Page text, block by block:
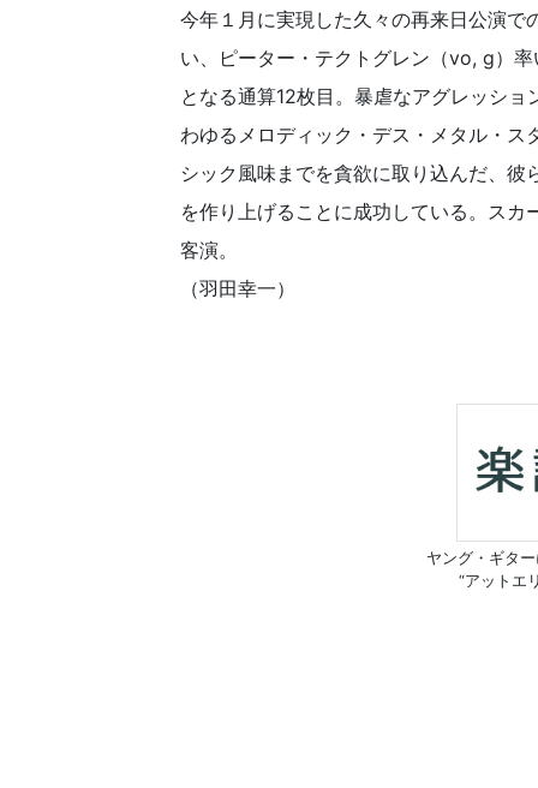
今年１月に実現した久々の再来日公演
い、ピーター・テクトグレン（vo, g）
となる通算12枚目。暴虐なアグレッシ
わゆるメロディック・デス・メタル・
シック風味までを貪欲に取り込んだ、
を作り上げることに成功している。ス
客演。
（羽田幸一）
ヤング・ギタ
“アットエ